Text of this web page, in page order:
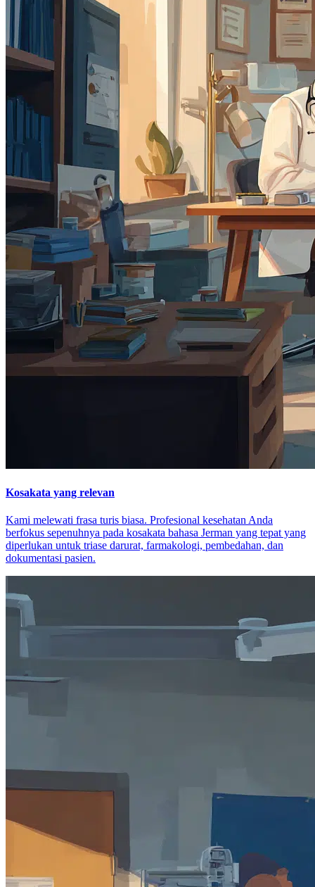
Kosakata yang relevan
Kami melewati frasa turis biasa. Profesional kesehatan Anda
berfokus sepenuhnya pada kosakata bahasa Jerman yang tepat yang
diperlukan untuk triase darurat, farmakologi, pembedahan, dan
dokumentasi pasien.